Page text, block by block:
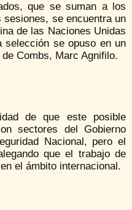
que se suman a los
se encuentra un
de las Naciones Unidas
selección se opuso en un
Combs, Marc Agnifilo.
de que este posible
sectores del Gobierno
Nacional, pero el
que el trabajo de
el ámbito internacional.